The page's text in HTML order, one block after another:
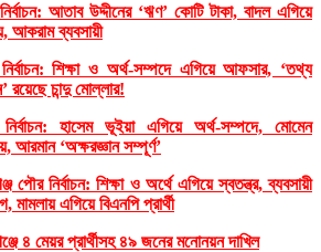
আতাব উদ্দীনের ‘ঋণ’ কোটি টাকা, বাদল এগিয়ে
আকরাম ব্যবসায়ী
শিক্ষা ও অর্থ-সম্পদে এগিয়ে আফসার, ‘তথ্য
রয়েছে চান্দু মোল্লার!
হাসেম ভূইয়া এগিয়ে অর্থ-সম্পদে, মোমেন
আরমান ‘অক্ষরজ্ঞান সম্পূর্ণ’
পৌর নির্বাচন: শিক্ষা ও অর্থে এগিয়ে স্বতন্ত্র, ব্যবসায়ী
মামলায় এগিয়ে বিএনপি প্রার্থী
৪ মেয়র প্রার্থীসহ ৪৯ জনের মনোনয়ন দাখিল